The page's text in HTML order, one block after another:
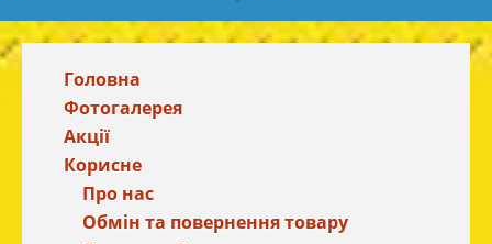
Головна
Фотогалерея
Акції
Корисне
Про нас
Обмін та повернення товару